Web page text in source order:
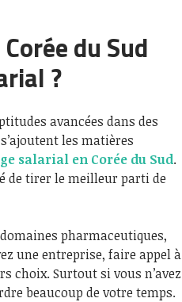
du Sud
?
avancées dans des
les matières
salarial en Corée du Sud.
de tirer le meilleur parti de
pharmaceutiques,
une entreprise, faire appel à
choix. Surtout si vous n’avez
beaucoup de votre temps.